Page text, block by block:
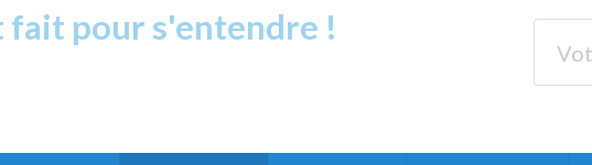
fait pour s'entendre !